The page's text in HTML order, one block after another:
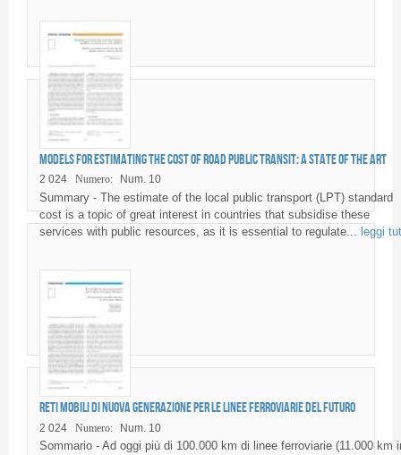
Models for estimating the cost of road public transit: a state of the art
2 024 Numero: Num. 10
Summary - The estimate of the local public transport (LPT) standard
cost is a topic of great interest in countries that subsidise these
services with public resources, as it is essential to regulate... leggi
Reti mobili di nuova generazione per le linee ferroviarie del futuro
2 024 Numero: Num. 10
Sommario - Ad oggi più di 100.000 km di linee ferroviarie (11.000 km